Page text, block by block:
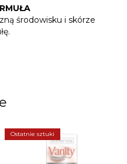
środowisku i skórze
Ostatnie sztuki